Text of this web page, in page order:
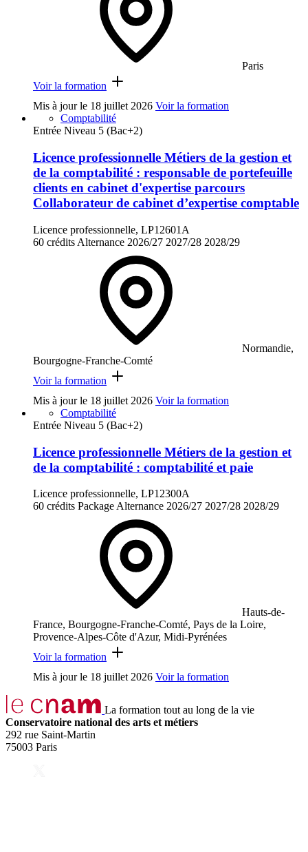
Paris
Voir la formation
Mis à jour le 18 juillet 2026 Voir la formation
Comptabilité
Entrée Niveau 5 (Bac+2)
Licence professionnelle Métiers de la gestion et
de la comptabilité : responsable de portefeuille
clients en cabinet d'expertise parcours
Collaborateur de cabinet d’expertise comptable
Licence professionnelle, LP12601A
60 crédits Alternance 2026/27 2027/28 2028/29
Normandie,
Bourgogne-Franche-Comté
Voir la formation
Mis à jour le 18 juillet 2026 Voir la formation
Comptabilité
Entrée Niveau 5 (Bac+2)
Licence professionnelle Métiers de la gestion et
de la comptabilité : comptabilité et paie
Licence professionnelle, LP12300A
60 crédits Package Alternance 2026/27 2027/28 2028/29
Hauts-de-
France, Bourgogne-Franche-Comté, Pays de la Loire,
Provence-Alpes-Côte d'Azur, Midi-Pyrénées
Voir la formation
Mis à jour le 18 juillet 2026 Voir la formation
La formation tout au long de la vie
Conservatoire national des arts et métiers
292 rue Saint-Martin
75003 Paris